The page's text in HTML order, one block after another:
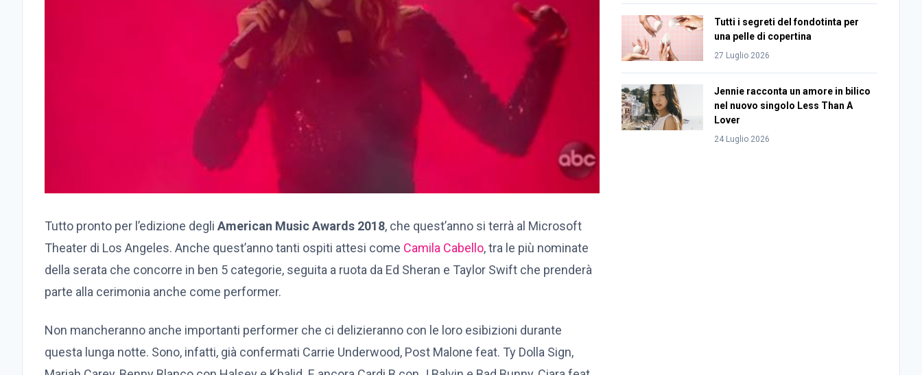
Tutto pronto per l’edizione degli American Music Awards 2018, che quest’anno si terrà al Microsoft
Theater di Los Angeles. Anche quest’anno tanti ospiti attesi come Camila Cabello, tra le più nominate
della serata che concorre in ben 5 categorie, seguita a ruota da Ed Sheran e Taylor Swift che prenderà
parte alla cerimonia anche come performer.
Non mancheranno anche importanti performer che ci delizieranno con le loro esibizioni durante
questa lunga notte. Sono, infatti, già confermati Carrie Underwood, Post Malone feat. Ty Dolla Sign,
Tutti i segreti del fondotinta per
una pelle di copertina
27 Luglio 2026
Jennie racconta un amore in bilico
nel nuovo singolo Less Than A
Lover
24 Luglio 2026